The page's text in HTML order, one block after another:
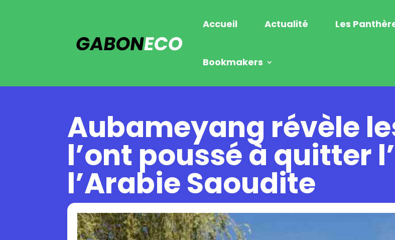
Accueil Actualité Les
Bookmakers
Aubameyang révèle
l’ont poussé à quitter
l’Arabie Saoudite